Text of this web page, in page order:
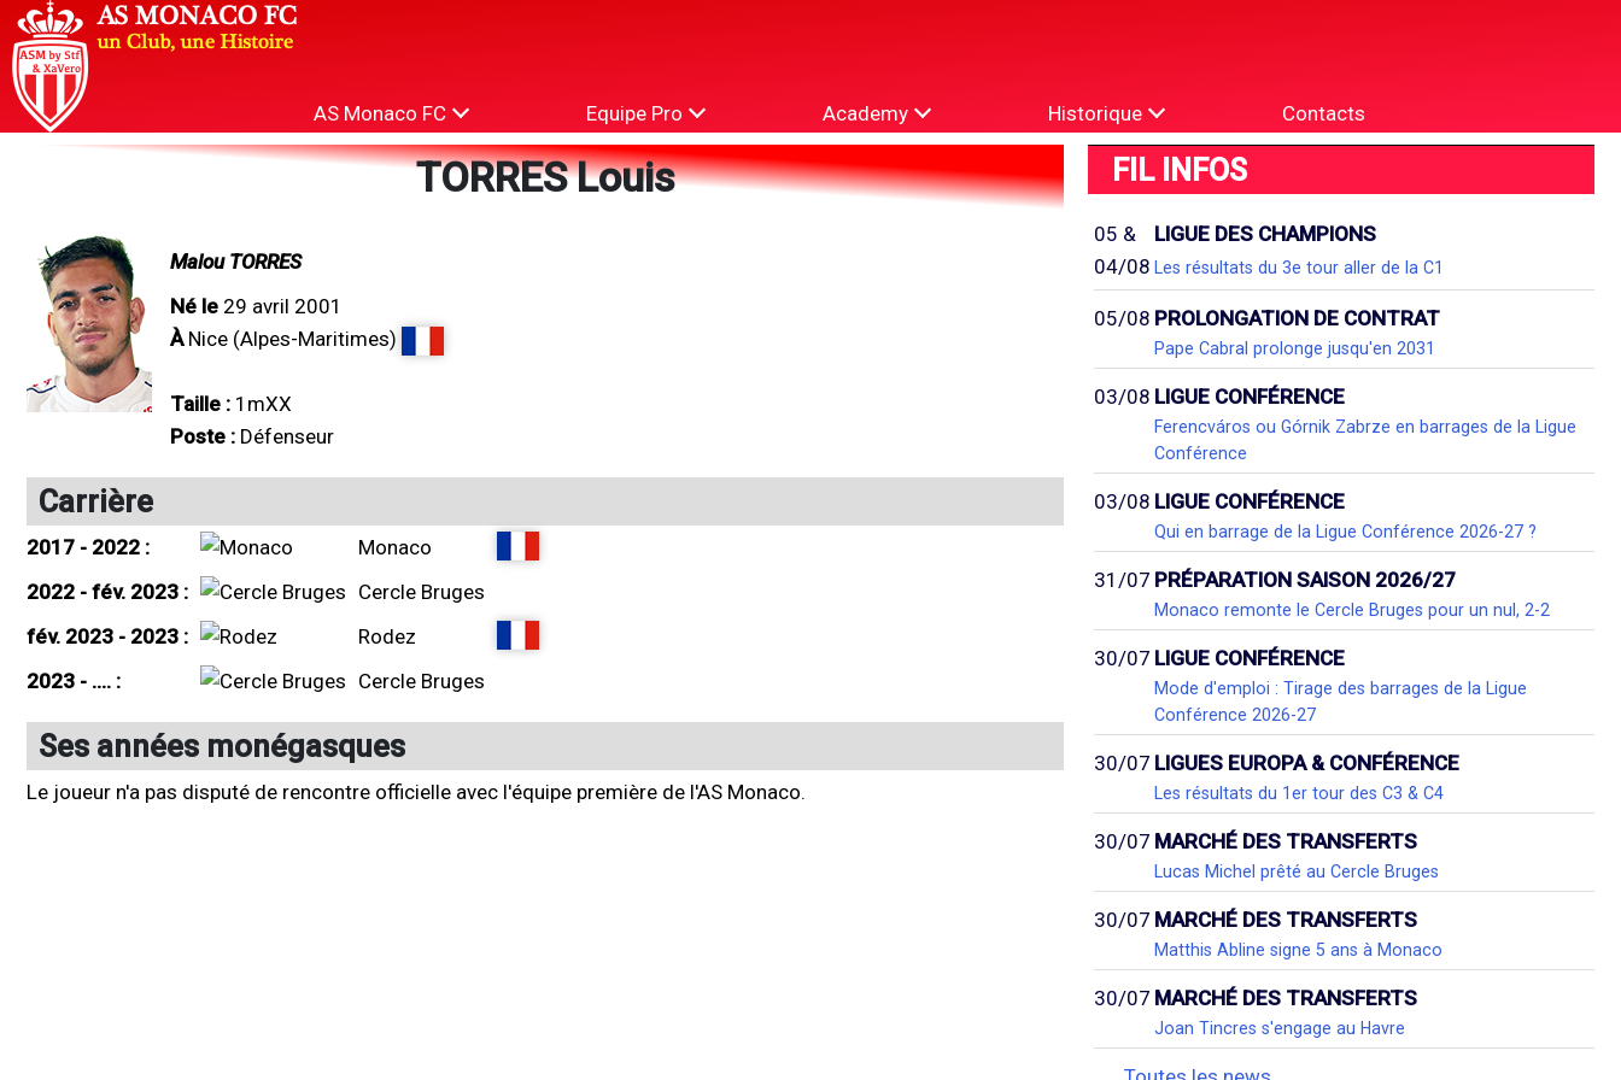
AS Monaco FC Equipe Pro Academy Historique Contacts
TORRES Louis
Malou TORRES
Né le 29 avril 2001
ÀNice (Alpes-Maritimes)
Taille : 1mXX
Poste : Défenseur
Carrière
2017 - 2022 :
Monaco
2022 - fév. 2023 :
Cercle Bruges
fév. 2023 - 2023 :
Rodez
2023 - .... :
Cercle Bruges
Ses années monégasques
Le joueur n'a pas disputé de rencontre officielle avec l'équipe première de l'AS Monaco.
FIL INFOS
05 &
04/08
LIGUE DES CHAMPIONS
Les résultats du 3e tour aller de la C1
05/08 PROLONGATION DE CONTRAT
Pape Cabral prolonge jusqu'en 2031
03/08 LIGUE CONFÉRENCE
Ferencváros ou Górnik Zabrze en barrages de la Ligue
Conférence
03/08 LIGUE CONFÉRENCE
Qui en barrage de la Ligue Conférence 2026-27 ?
31/07 PRÉPARATION SAISON 2026/27
Monaco remonte le Cercle Bruges pour un nul, 2-2
30/07 LIGUE CONFÉRENCE
Mode d'emploi : Tirage des barrages de la Ligue
Conférence 2026-27
30/07 LIGUES EUROPA & CONFÉRENCE
Les résultats du 1er tour des C3 & C4
30/07 MARCHÉ DES TRANSFERTS
Lucas Michel prêté au Cercle Bruges
30/07 MARCHÉ DES TRANSFERTS
Matthis Abline signe 5 ans à Monaco
30/07 MARCHÉ DES TRANSFERTS
Joan Tincres s'engage au Havre